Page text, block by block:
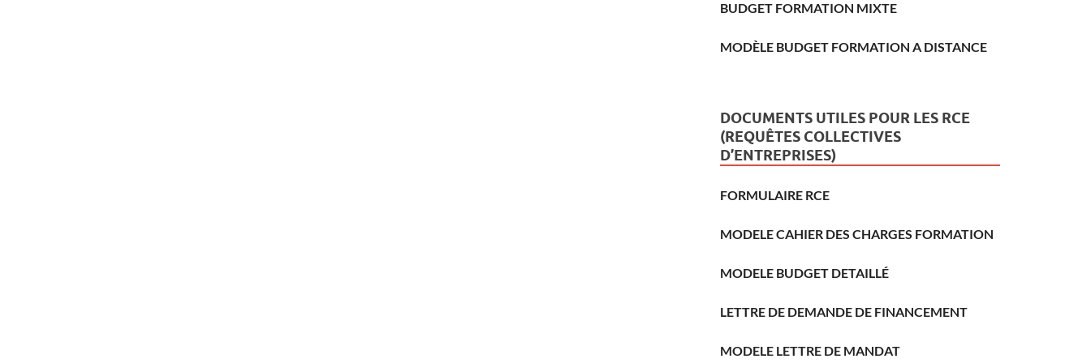
BUDGET FORMATION MIXTE
MODÈLE BUDGET FORMATION A DISTANCE
DOCUMENTS UTILES POUR LES RCE
(REQUÊTES COLLECTIVES
D’ENTREPRISES)
FORMULAIRE RCE
MODELE CAHIER DES CHARGES FORMATION
MODELE BUDGET DETAILLÉ
LETTRE DE DEMANDE DE FINANCEMENT
MODELE LETTRE DE MANDAT